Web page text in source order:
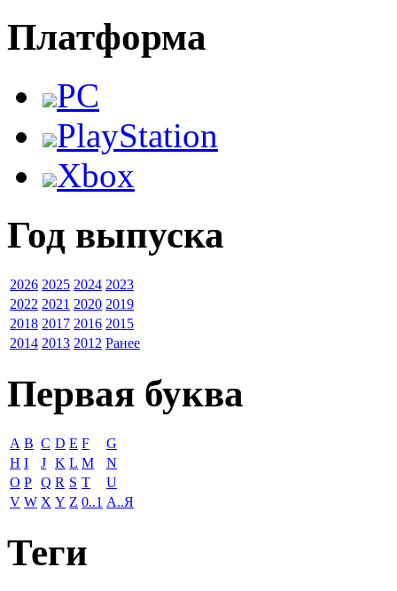
Платформа
PC
PlayStation
Xbox
Год выпуска
2026 2025 2024 2023
2022 2021 2020 2019
2018 2017 2016 2015
2014 2013 2012 Ранее
Первая буква
A B C D E F
G
H I J K L M
N
O P Q R S T
U
V W X Y Z 0..1 А..Я
Теги